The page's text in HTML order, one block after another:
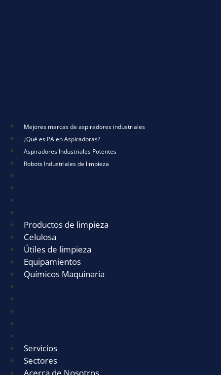
Mejores marcas de aspiradores industriales
¿Qué es PA en Aspiradoras?
Aspiradores Industriales Potentes
Robots Industriales de limpieza
Productos de limpieza
Celulosa
Útiles de limpieza
Equipamientos
Químicos Maquinaria
Servicios
Sectores
Acerca de Nosotros